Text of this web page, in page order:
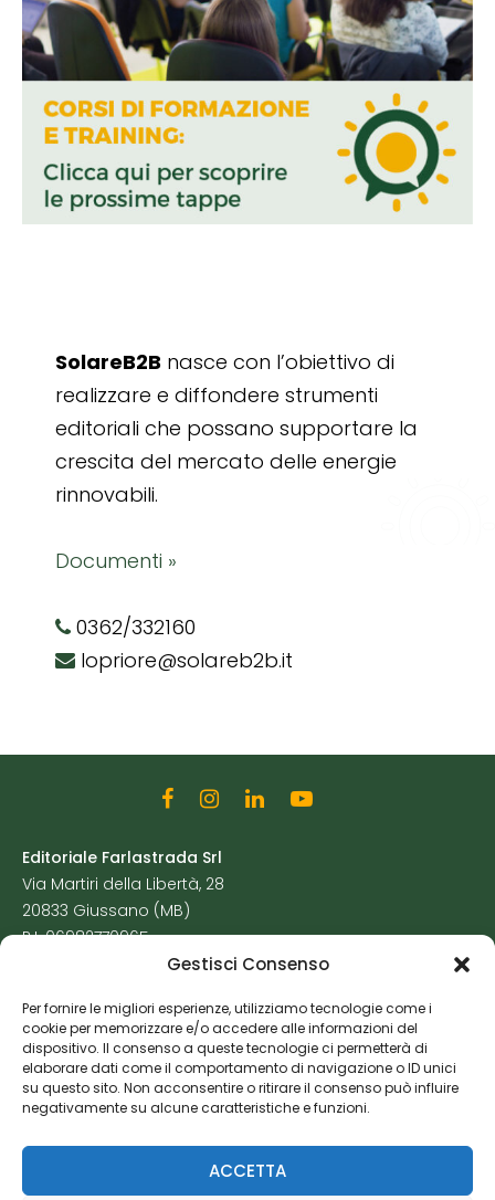
Gestisci Consenso
Per fornire le migliori esperienze, utilizziamo tecnologie come i
cookie per memorizzare e/o accedere alle informazioni del
dispositivo. Il consenso a queste tecnologie ci permetterà di
elaborare dati come il comportamento di navigazione o ID unici
su questo sito. Non acconsentire o ritirare il consenso può influire
negativamente su alcune caratteristiche e funzioni.
ACCETTA
SolareB2B nasce con l’obiettivo di
realizzare e diffondere strumenti
editoriali che possano supportare la
crescita del mercato delle energie
rinnovabili.
Documenti »
0362/332160
lopriore@solareb2b.it
Editoriale Farlastrada Srl
Via Martiri della Libertà, 28
20833 Giussano (MB)
P.I. 06982770965
Cookie Policy
Risorse Aggiuntive